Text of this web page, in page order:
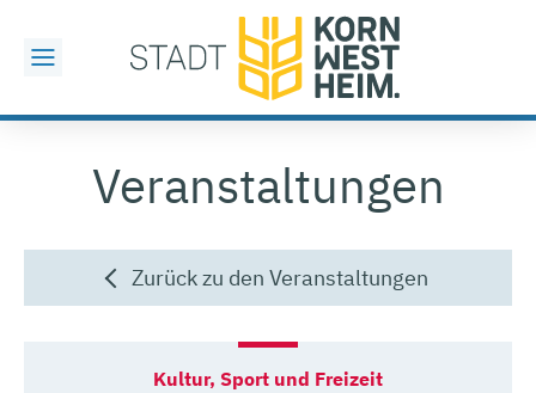
Veranstaltungen
Zurück zu den Veranstaltungen